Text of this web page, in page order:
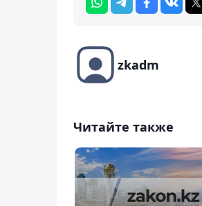
zkadm
Читайте также